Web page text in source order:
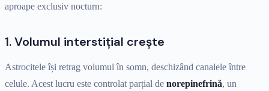
aproape exclusiv nocturn:
1. Volumul interstițial crește
Astrocitele își retrag volumul în somn, deschizând canalele între
celule. Acest lucru este controlat parțial de norepinefrină, un